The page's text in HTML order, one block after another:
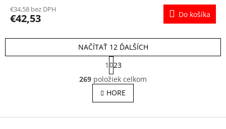
€34,58 bez DPH
€42,53 Do košíka
O
v
l
á
a
NAČÍTAŤ 12 ĎALŠÍCH
S
t
r
á
n
k
v
1
23
269 položiek celkom
HORE
Z